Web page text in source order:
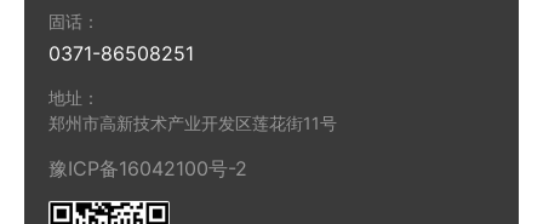
固话：
0371-86508251
地址：
郑州市高新技术产业开发区莲花街11号
豫ICP备16042100号-2